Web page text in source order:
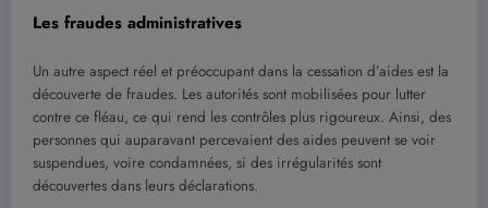
Les fraudes administratives
Un autre aspect réel et préoccupant dans la cessation d’aides est la
découverte de fraudes. Les autorités sont mobilisées pour lutter
contre ce fléau, ce qui rend les contrôles plus rigoureux. Ainsi, des
personnes qui auparavant percevaient des aides peuvent se voir
suspendues, voire condamnées, si des irrégularités sont
découvertes dans leurs déclarations.